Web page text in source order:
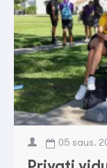
05 saus.